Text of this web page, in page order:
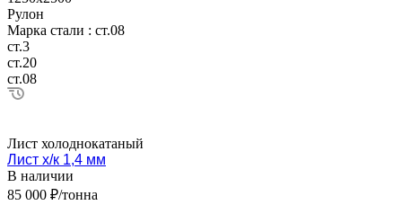
Рулон
Марка стали : ст.08
ст.3
ст.20
ст.08
Лист холоднокатаный
Лист х/к 1,4 мм
В наличии
85 000 ₽/тонна